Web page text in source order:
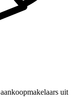
uit